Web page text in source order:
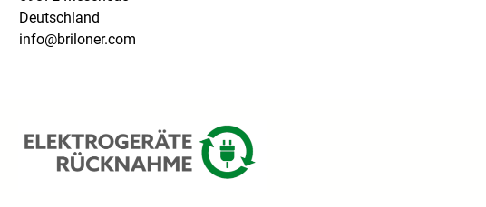
Deutschland
info@briloner.com